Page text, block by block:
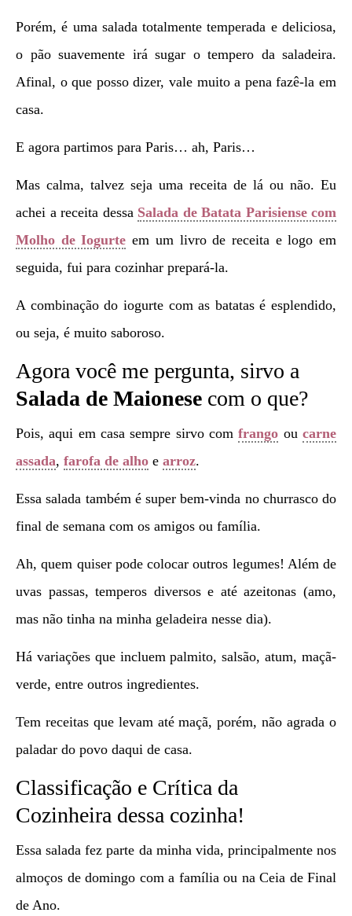
Porém, é uma salada totalmente temperada e deliciosa,
o pão suavemente irá sugar o tempero da saladeira.
Afinal, o que posso dizer, vale muito a pena fazê-la em
casa.
E agora partimos para Paris… ah, Paris…
Mas calma, talvez seja uma receita de lá ou não. Eu
achei a receita dessa Salada de Batata Parisiense com
Molho de Iogurte em um livro de receita e logo em
seguida, fui para cozinhar prepará-la.
A combinação do iogurte com as batatas é esplendido,
ou seja, é muito saboroso.
Agora você me pergunta, sirvo a
Salada de Maionese com o que?
Pois, aqui em casa sempre sirvo comfrango oucarne
assada, farofa de alho e arroz.
Essa salada também é super bem-vinda no churrasco do
final de semana com os amigos ou família.
Ah, quem quiser pode colocar outros legumes! Além de
uvas passas, temperos diversos e até azeitonas (amo,
mas não tinha na minha geladeira nesse dia).
Há variações que incluem palmito, salsão, atum, maçã-
verde, entre outros ingredientes.
Tem receitas que levam até maçã, porém, não agrada o
paladar do povo daqui de casa.
Classificação e Crítica da
Cozinheira dessa cozinha!
Essa salada fez parte da minha vida, principalmente nos
almoços de domingo com a família ou na Ceia de Final
de Ano.